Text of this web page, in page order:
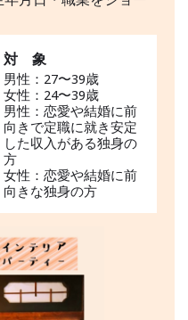
対 象
男性：27〜39歳
女性：24〜39歳
男性：恋愛や結婚に前
向きで定職に就き安定
した収入がある独身の
方
女性：恋愛や結婚に前
向きな独身の方